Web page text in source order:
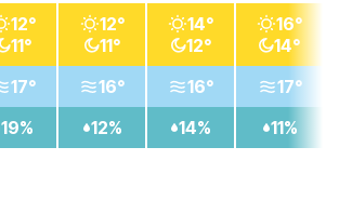
12°
11°
17°
19%
12°
11°
16°
12%
14°
12°
16°
14%
16°
14°
17°
11%